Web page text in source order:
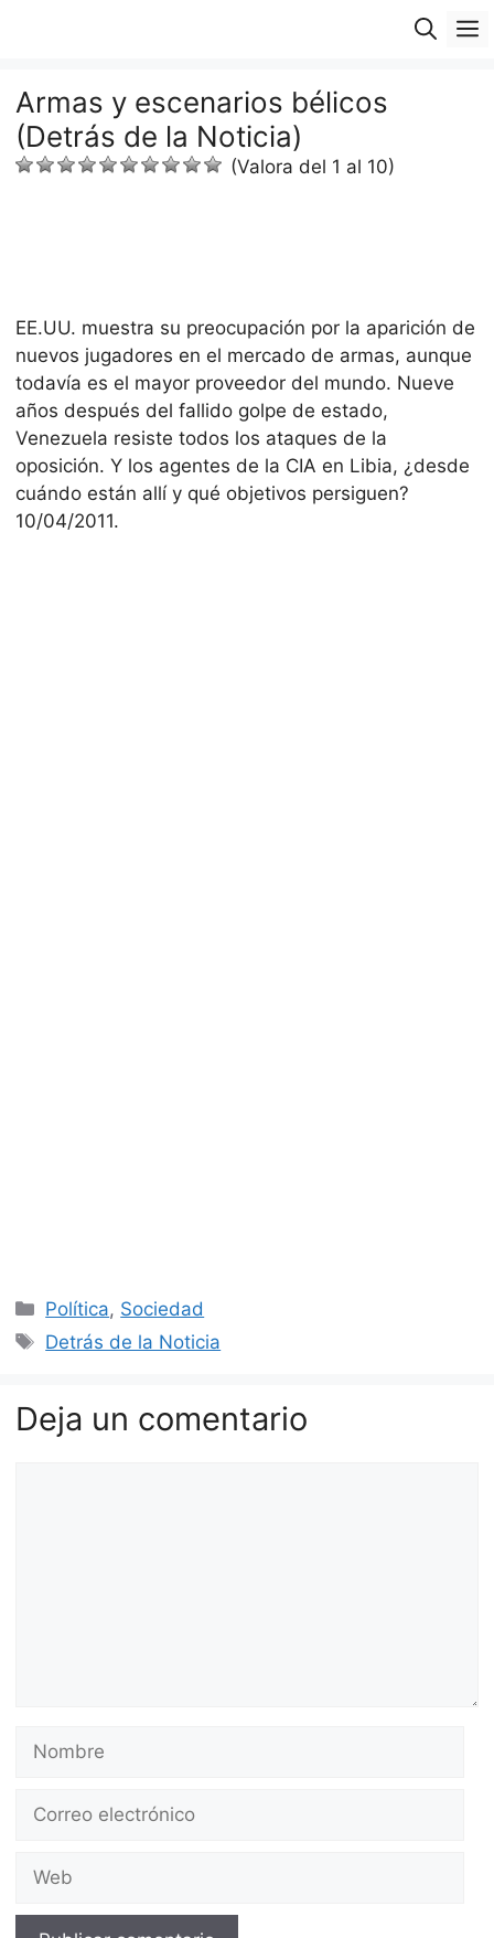
Armas y escenarios bélicos
(Detrás de la Noticia)
(Valora del 1 al 10)
EE.UU. muestra su preocupación por la aparición de
nuevos jugadores en el mercado de armas, aunque
todavía es el mayor proveedor del mundo. Nueve
años después del fallido golpe de estado,
Venezuela resiste todos los ataques de la
oposición. Y los agentes de la CIA en Libia, ¿desde
cuándo están allí y qué objetivos persiguen?
10/04/2011.
Categorías
Política, Sociedad
Etiquetas
Detrás de la Noticia
Deja un comentario
Nombre
Correo
Web